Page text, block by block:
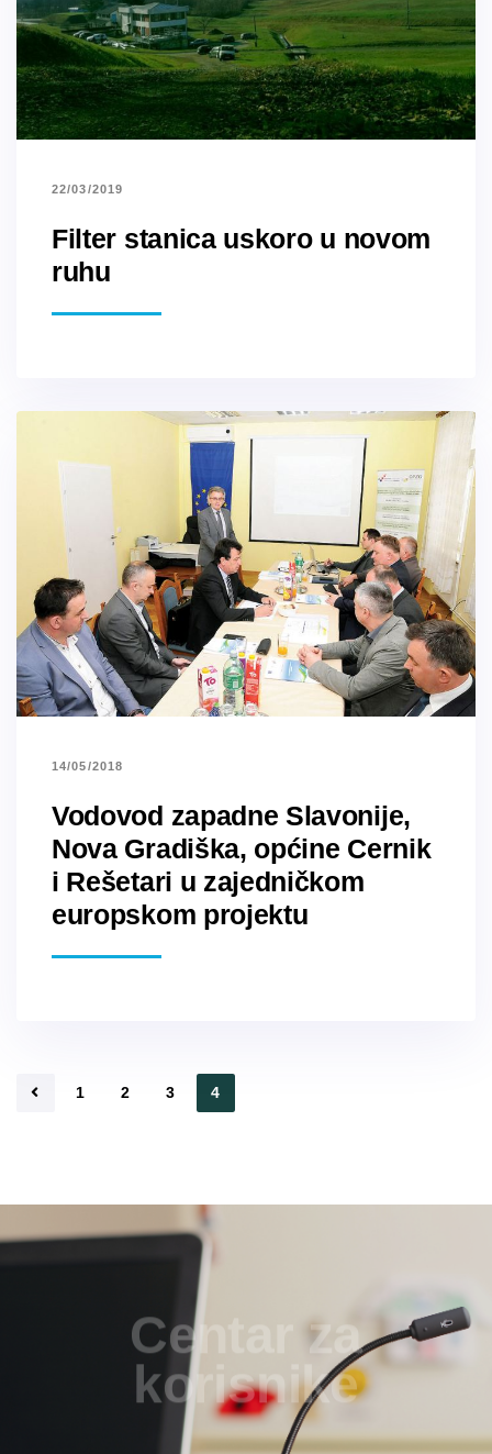
22/03/2019
Filter stanica uskoro u novom
ruhu
14/05/2018
Vodovod zapadne Slavonije,
Nova Gradiška, općine Cernik
i Rešetari u zajedničkom
europskom projektu
1 2 3 4
Centar za
korisnike
n taktirajte nas